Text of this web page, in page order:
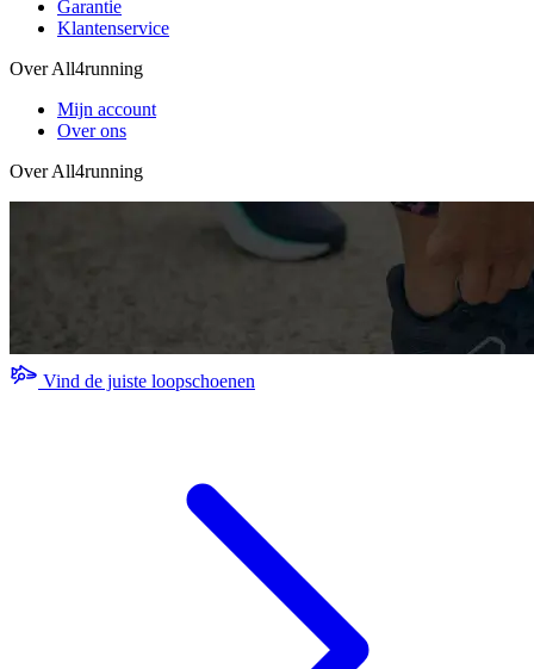
Garantie
Klantenservice
Over All4running
Mijn account
Over ons
Over All4running
Vind de juiste loopschoenen